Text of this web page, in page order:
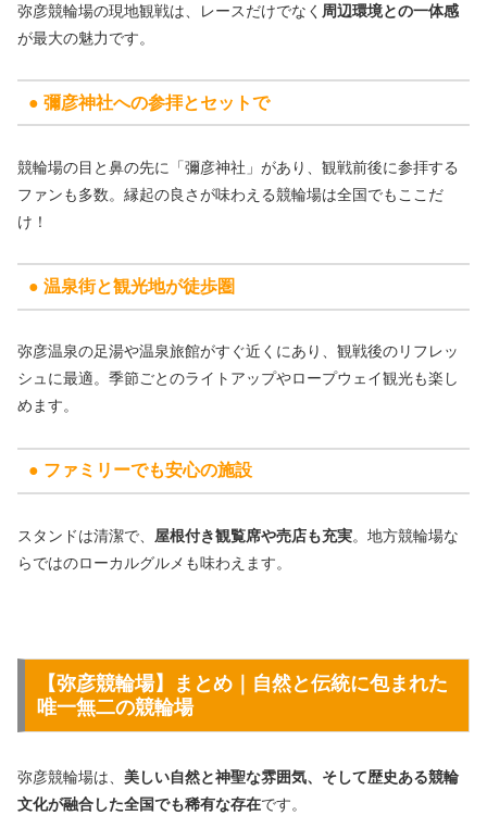
弥彦競輪場の現地観戦は、レースだけでなく 周辺環境との一体感
が最大の魅力です。
● 彌彦神社への参拝とセットで
競輪場の目と鼻の先に「彌彦神社」があり、観戦前後に参拝する
ファンも多数。縁起の良さが味わえる競輪場は全国でもここだ
け！
● 温泉街と観光地が徒歩圏
弥彦温泉の足湯や温泉旅館がすぐ近くにあり、観戦後のリフレッ
シュに最適。季節ごとのライトアップやロープウェイ観光も楽し
めます。
● ファミリーでも安心の施設
スタンドは清潔で、 屋根付き観覧席や売店も充実。地方競輪場な
らではのローカルグルメも味わえます。
【弥彦競輪場】まとめ｜自然と伝統に包まれた
唯一無二の競輪場
弥彦競輪場は、 美しい自然と神聖な雰囲気、そして歴史ある競輪
文化が融合した全国でも稀有な存在です。